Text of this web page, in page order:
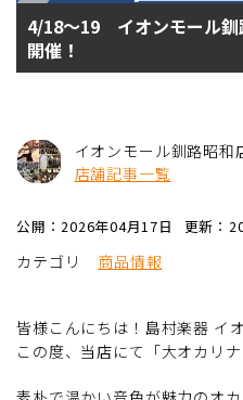
4/18～19 イオンモール釧
開催！
イオンモール釧路昭和
店舗記事一覧
公開：2026年04月17日 更新：
カテゴリ 商品情報
皆様こんにちは！島村楽器 イ
この度、当店にて「大オカリ